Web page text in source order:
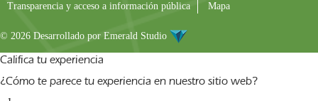
Transparencia y acceso a información pública
Mapa
© 2026 Desarrollado por Emerald Studio
Califica tu experiencia
¿Cómo te parece tu experiencia en nuestro sitio web?